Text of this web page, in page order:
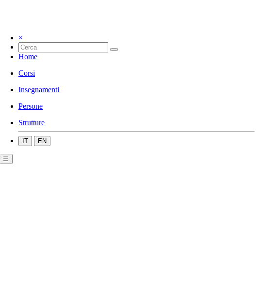
×
Home
Corsi
Insegnamenti
Persone
Strutture
IT EN
☰